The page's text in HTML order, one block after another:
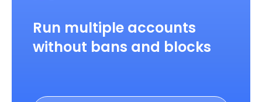
Run multiple accounts
without bans and blocks